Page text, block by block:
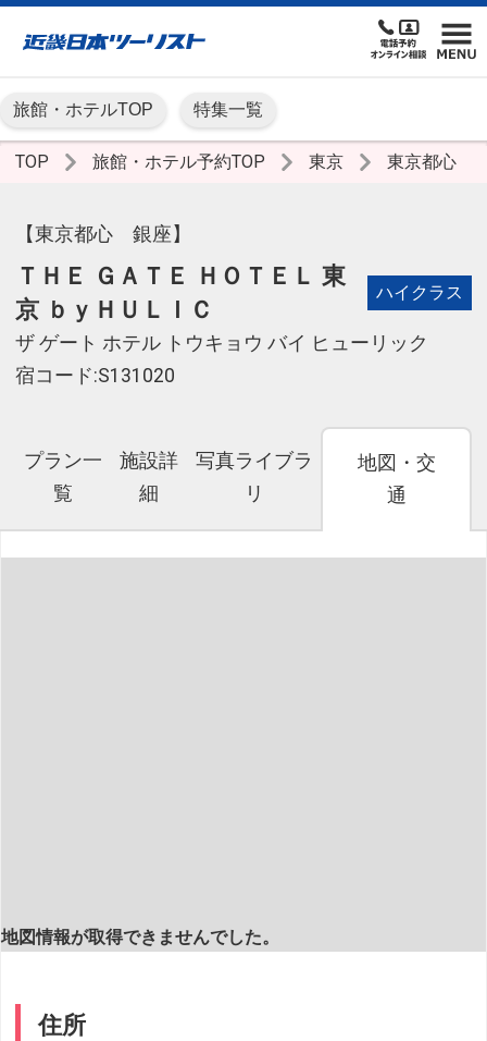
旅館・ホテルTOP 特集一覧
TOP 旅館・ホテル予約TOP 東京 東京都心
【東京都心 銀座】
ＴＨＥ ＧＡＴＥ ＨＯＴＥＬ 東
京 ｂｙＨＵＬＩＣ
ハイクラス
ザ ゲート ホテル トウキョウ バイ ヒューリック
宿コード:S131020
プラン一
覧
施設詳
細
写真ライブラ
リ
地図・交
通
地図情報が取得できませんでした。
住所